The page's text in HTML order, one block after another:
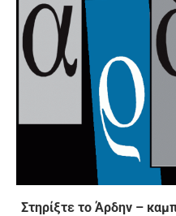
Στηρίξτε το Άρδην –